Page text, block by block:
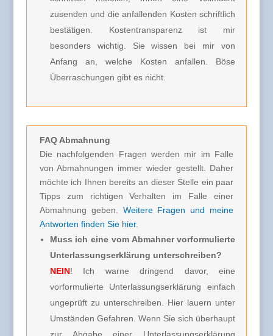
zusenden und die anfallenden Kosten schriftlich
bestätigen. Kostentransparenz ist mir
besonders wichtig. Sie wissen bei mir von
Anfang an, welche Kosten anfallen. Böse
Überraschungen gibt es nicht.
FAQ Abmahnung
Die nachfolgenden Fragen werden mir im Falle
von Abmahnungen immer wieder gestellt. Daher
möchte ich Ihnen bereits an dieser Stelle ein paar
Tipps zum richtigen Verhalten im Falle einer
Abmahnung geben. Weitere Fragen und meine
Antworten finden Sie hier.
Muss ich eine vom Abmahner vorformulierte
Unterlassungserklärung unterschreiben?
NEIN! Ich warne dringend davor, eine
vorformulierte Unterlassungserklärung einfach
ungeprüft zu unterschreiben. Hier lauern unter
Umständen Gefahren. Wenn Sie sich überhaupt
zur Abgabe einer Unterlassungserklärung